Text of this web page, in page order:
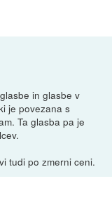
in glasbe v
je povezana s
Ta glasba pa je
tudi po zmerni ceni.